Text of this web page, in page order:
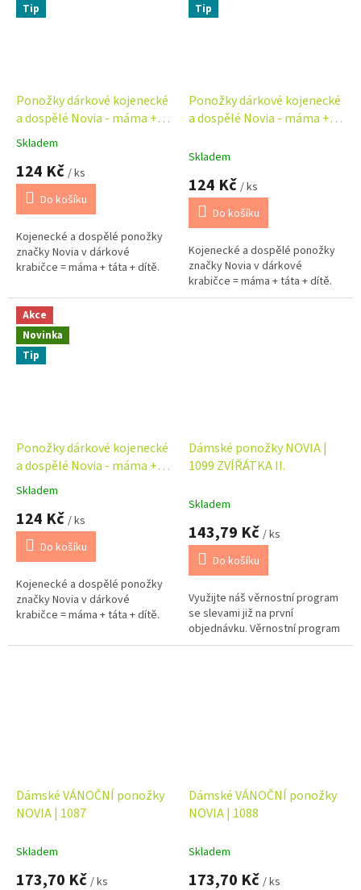
Tip
Ponožky dárkové kojenecké
a dospělé Novia - máma +
táta + dítě
Průměrné
hodnocení
produktu
5,0
5
hvězdiček.
Skladem
124 Kč / ks
Do košíku
Kojenecké a dospělé ponožky
značky Novia v dárkové
krabičce = máma + táta + dítě.
Tip
Ponožky dárkové kojenecké
a dospělé Novia - máma +
Skladem
124 Kč / ks
Do košíku
Kojenecké a dospělé ponožky
značky Novia v dárkové
krabičce = máma + táta + dítě.
Akce
Novinka
Tip
Ponožky dárkové kojenecké
a dospělé Novia - máma +
táta + dítě - včela
Průměrné
hodnocení
produktu
5,0
5
hvězdiček.
Skladem
124 Kč / ks
Do košíku
Kojenecké a dospělé ponožky
značky Novia v dárkové
krabičce = máma + táta + dítě.
Dámské ponožky NOVIA |
1099 ZVÍŘÁTKA II.
Skladem
143,79 Kč / ks
Do košíku
Využijte náš věrnostní program
se slevami již na první
objednávku. Věrnostní program
Dámské VÁNOČNÍ ponožky
NOVIA | 1087
Skladem
173,70 Kč / ks
Dámské VÁNOČNÍ ponožky
NOVIA | 1088
Skladem
173,70 Kč / ks